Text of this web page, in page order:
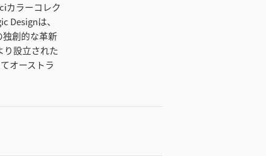
カラーコレク
Designは、
独創的な革新
り設立された
オーストラ